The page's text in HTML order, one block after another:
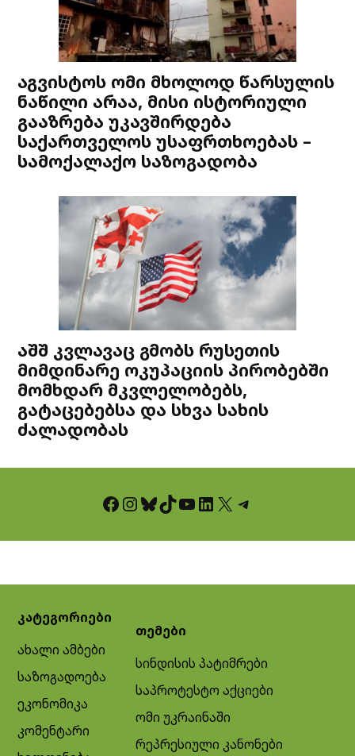
აგვისტოს ომი მხოლოდ წარსულის
ნაწილი არაა, მისი ისტორიული
გააზრება უკავშირდება
საქართველოს უსაფრთხოებას –
სამოქალაქო საზოგადობა
აშშ კვლავაც გმობს რუსეთის
მიმდინარე ოკუპაციის პირობებში
მომხდარ მკვლელობებს,
გატაცებებსა და სხვა სახის
ძალადობას
Facebook InstagramBluesky TikTok YouTube LinkedIn X Telegram
კატეგორიები
ახალი ამბები
საზოგადოება
ეკონომიკა
კომენტარი
თემები
სინდისის პატიმრები
საპროტესტო აქციები
ომი უკრაინაში
რეპრესიული კანონები